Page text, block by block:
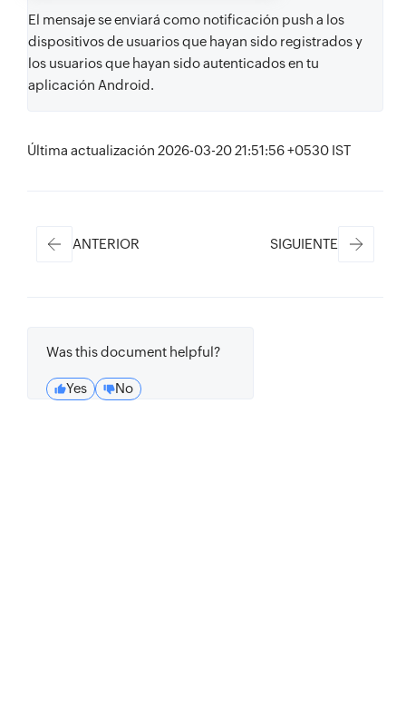
El mensaje se enviará como notificación push a los
dispositivos de usuarios que hayan sido registrados y
los usuarios que hayan sido autenticados en tu
aplicación Android.
Última actualización 2026-03-20 21:51:56 +0530 IST
ANTERIOR SIGUIENTE
Was this document helpful?
Yes No